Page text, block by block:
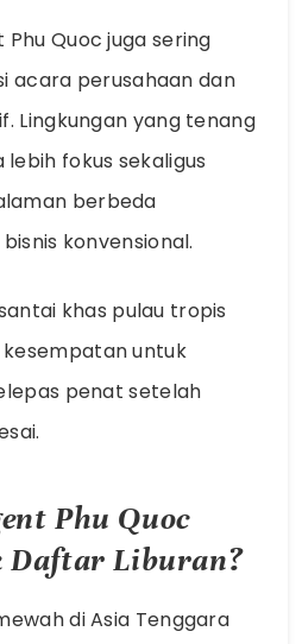
Quoc juga sering
acara perusahaan dan
Lingkungan yang tenang
fokus sekaligus
berbeda
konvensional.
khas pulau tropis
untuk
penat setelah
Phu Quoc
Daftar Liburan?
di Asia Tenggara